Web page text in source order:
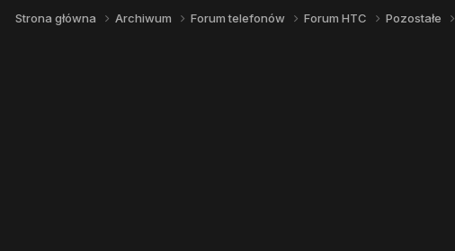
Strona główna Archiwum Forum telefonów Forum HTC Pozostałe